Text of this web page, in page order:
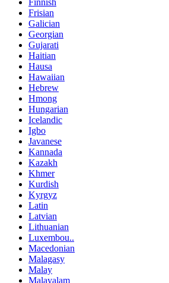
Finnish
Frisian
Galician
Georgian
Gujarati
Haitian
Hausa
Hawaiian
Hebrew
Hmong
Hungarian
Icelandic
Igbo
Javanese
Kannada
Kazakh
Khmer
Kurdish
Kyrgyz
Latin
Latvian
Lithuanian
Luxembou..
Macedonian
Malagasy
Malay
Malayalam